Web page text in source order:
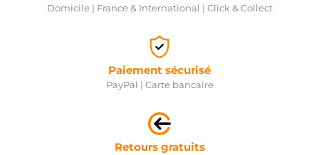
Domicile | France & International | Click & Collect
Paiement sécurisé
PayPal | Carte bancaire
Retours gratuits